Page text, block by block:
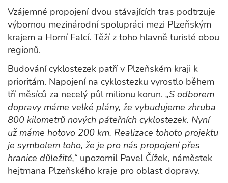
Vzájemné propojení dvou stávajících tras podtrzuje
výbornou mezinárodní spolupráci mezi Plzeňským
krajem a Horní Falcí. Těží z toho hlavně turisté obou
regionů.
Budování cyklostezek patří v Plzeňském kraji k
prioritám. Napojení na cyklostezku vyrostlo během
tří měsíců za necelý půl milionu korun. „S odborem
dopravy máme velké plány, že vybudujeme zhruba
800 kilometrů nových páteřních cyklostezek. Nyní
už máme hotovo 200 km. Realizace tohoto projektu
je symbolem toho, že je pro nás propojení přes
hranice důležité,“ upozornil Pavel Čížek, náměstek
hejtmana Plzeňského kraje pro oblast dopravy.